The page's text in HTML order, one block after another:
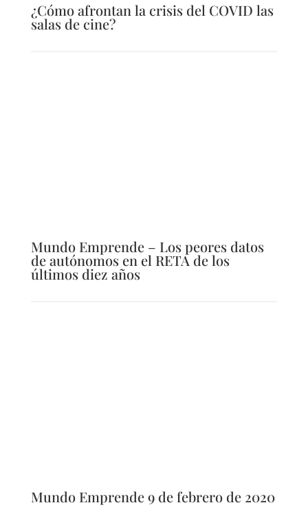
¿Cómo afrontan la crisis del COVID las
salas de cine?
Mundo Emprende – Los peores datos
de autónomos en el RETA de los
últimos diez años
Mundo Emprende 9 de febrero de 2020